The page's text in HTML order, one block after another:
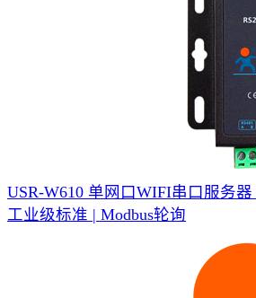
USR-W610 单网口WIFI串口服务器
工业级标准 | Modbus轮询